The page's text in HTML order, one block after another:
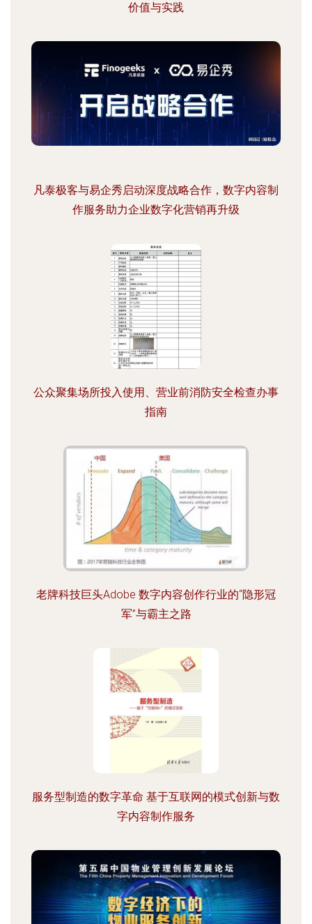
价值与实践
凡泰极客与易企秀启动深度战略合作，数字内容制
作服务助力企业数字化营销再升级
公众聚集场所投入使用、营业前消防安全检查办事
指南
老牌科技巨头Adobe 数字内容创作行业的“隐形冠
军”与霸主之路
服务型制造的数字革命 基于互联网的模式创新与数
字内容制作服务